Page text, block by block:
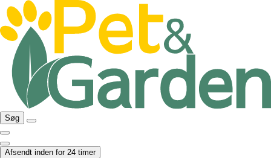
Søg
Afsendt inden for 24 timer